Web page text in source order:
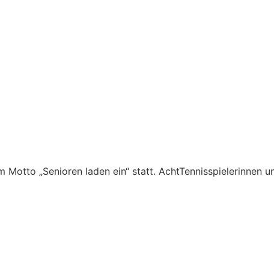
„Senioren laden ein“ statt. AchtTennisspielerinnen